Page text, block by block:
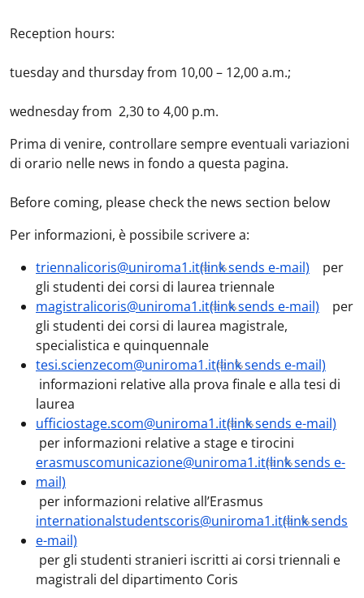
Reception hours:
tuesday and thursday from 10,00 – 12,00 a.m.;
wednesday from 2,30 to 4,00 p.m.
Prima di venire, controllare sempre eventuali variazioni
di orario nelle news in fondo a questa pagina.
Before coming, please check the news section below
Per informazioni, è possibile scrivere a:
triennalicoris@uniroma1.it(link sends e-mail)
per
gli studenti dei corsi di laurea triennale
magistralicoris@uniroma1.it(link sends e-mail)
per
gli studenti dei corsi di laurea magistrale,
specialistica e quinquennale
tesi.scienzecom@uniroma1.it(link sends e-mail)
informazioni relative alla prova finale e alla tesi di
laurea
ufficiostage.scom@uniroma1.it(link sends e-mail)
per informazioni relative a stage e tirocini
erasmuscomunicazione@uniroma1.it(link sends e-
mail)
per informazioni relative all’Erasmus
internationalstudentscoris@uniroma1.it(link sends
e-mail)
per gli studenti stranieri iscritti ai corsi triennali e
magistrali del dipartimento Coris